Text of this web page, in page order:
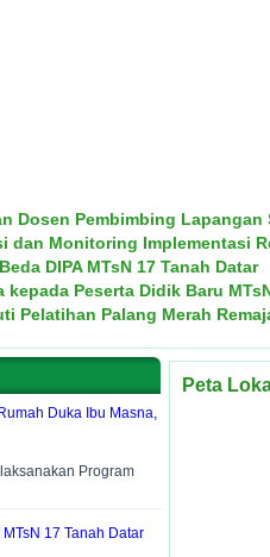
Dosen Pembimbing Lapangan
dan Monitoring Implementasi
DIPA MTsN 17 Tanah Datar
Peserta Didik Baru
Pelatihan Palang Merah
Duka Ibu Masna,
Program
17 Tanah Datar
Peta